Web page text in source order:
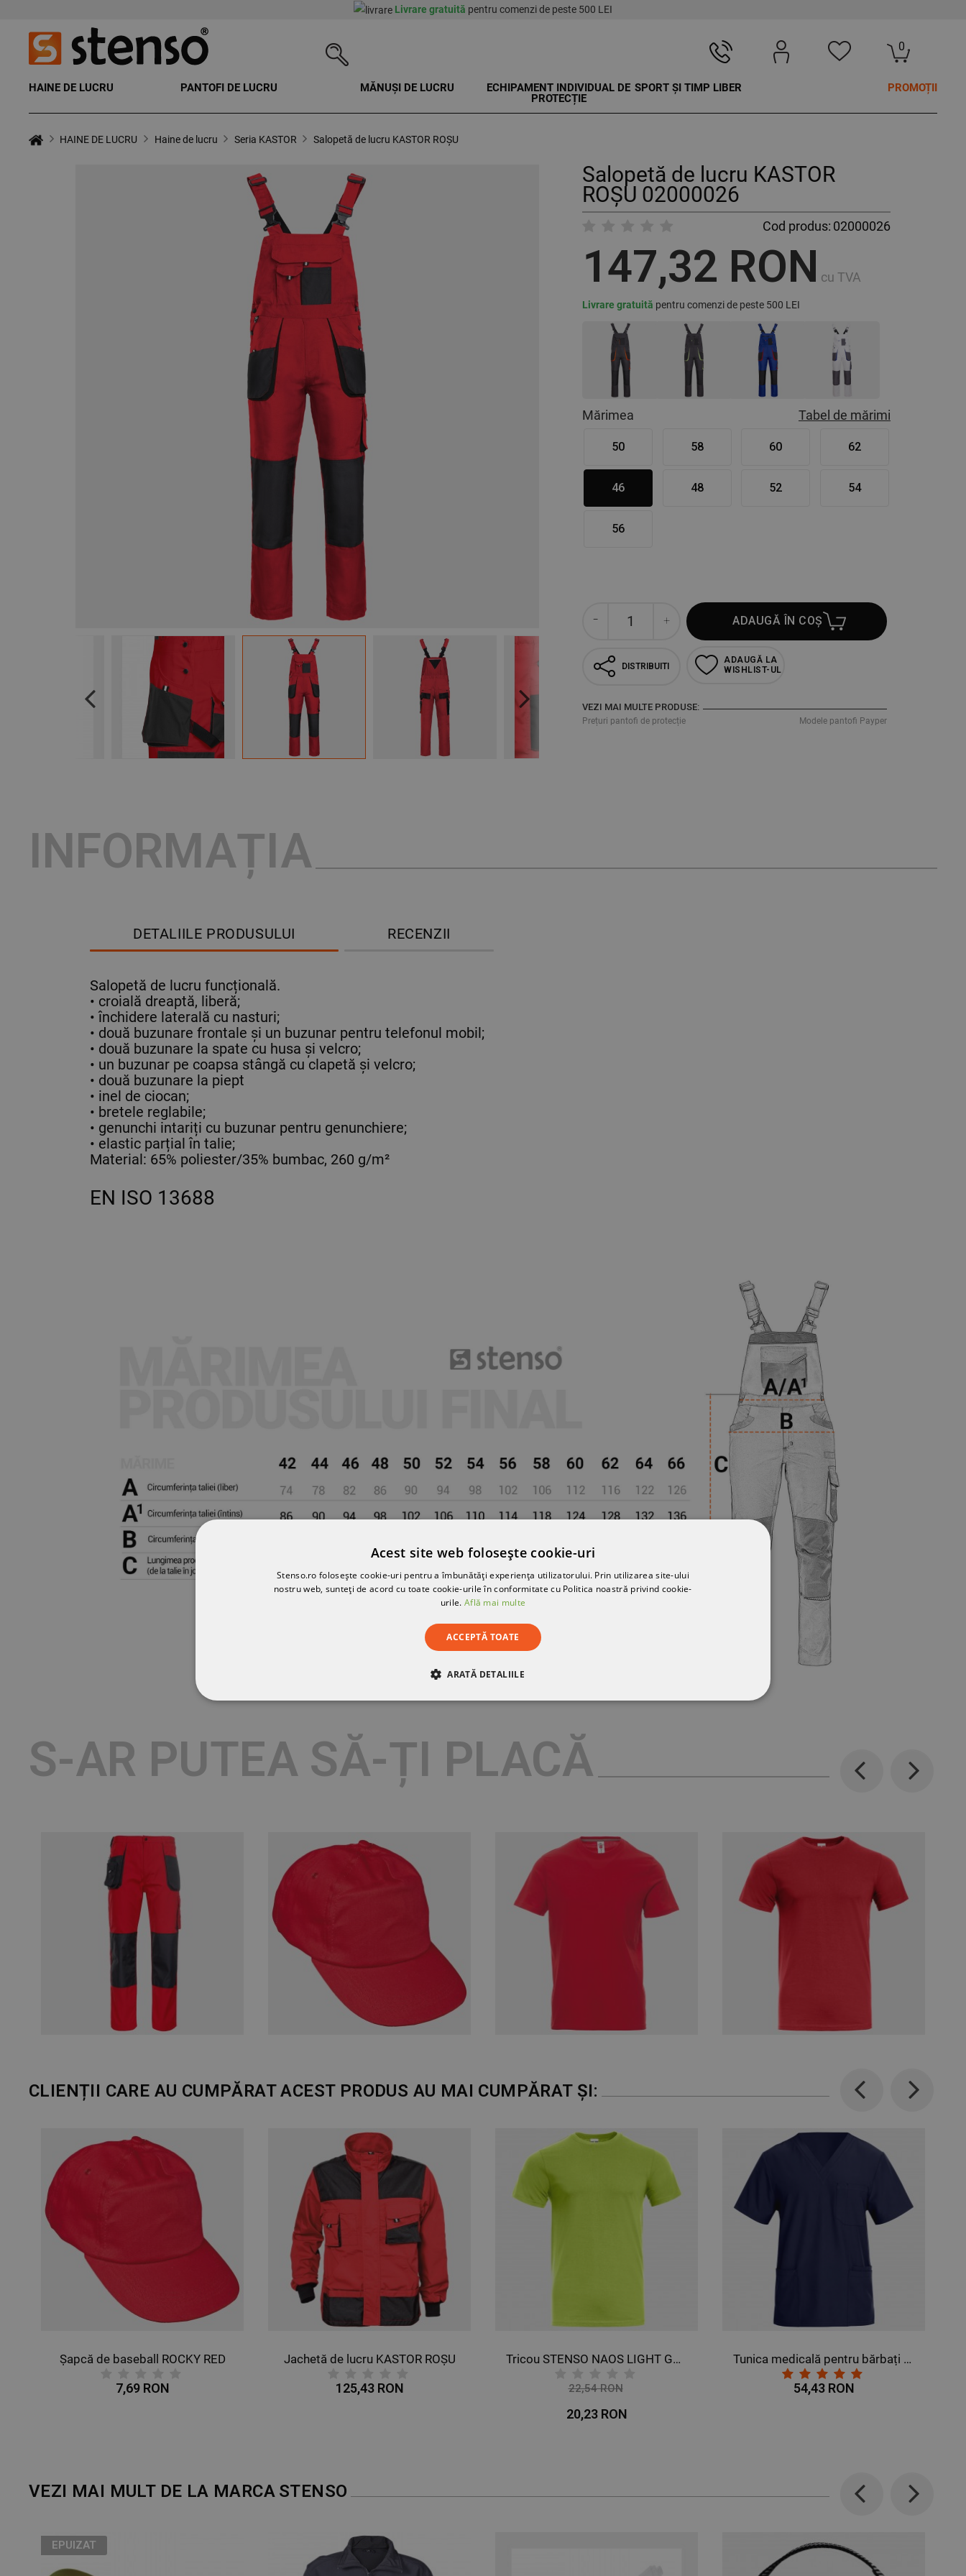
Livrare gratuită pentru comenzi de peste 500 LEI
0
HAINE DE LUCRU PANTOFI DE LUCRU MĂNUȘI DE LUCRU
ECHIPAMENT INDIVIDUAL DE
PROTECȚIE
SPORT ȘI TIMP LIBER PROMOȚII
HAINE DE LUCRU Haine de lucru Seria KASTOR Salopetă de lucru KASTOR ROȘU
Previous Next
Salopetă de lucru KASTOR
ROȘU 02000026
Cod produs: 02000026
147,32 RON cu TVA
Livrare gratuită pentru comenzi de peste 500 LEI
Mărimea Tabel de mărimi
50 58 60 62
46 48 52 54
56
ADAUGĂ ÎN COȘ
DISTRIBUITI
ADAUGĂ LA
WISHLIST-UL
VEZI MAI MULTE PRODUSE:
Prețuri pantofi de protecție Modele pantofi Payper
INFORMAȚIA
DETALIILE PRODUSULUI RECENZII
Salopetă de lucru funcțională.
• croială dreaptă, liberă;
• închidere laterală cu nasturi;
• două buzunare frontale și un buzunar pentru telefonul mobil;
• două buzunare la spate cu husa și velcro;
• un buzunar pe coapsa stângă cu clapetă și velcro;
• două buzunare la piept
• inel de ciocan;
• bretele reglabile;
• genunchi intariți cu buzunar pentru genunchiere;
• elastic parțial în talie;
Material: 65% poliester/35% bumbac, 260 g/m²
EN ISO 13688
S-AR PUTEA SĂ-ȚI PLACĂ Previous Next
CLIENȚII CARE AU CUMPĂRAT ACEST PRODUS AU MAI CUMPĂRAT ȘI:
Previous
Șapcă de baseball ROCKY RED
7,69 RON
Jachetă de lucru KASTOR ROȘU
125,43 RON
Tricou STENSO NAOS LIGHT GREEN
22,54 RON
20,23 RON
Tunica medicală pentru bărbați NOBBY ALBASTRU MARIN
54,43 RON
Next
VEZI MAI MULT DE LA MARCA STENSO
Previous Next
Acest site web folosește cookie-uri
Stenso.ro folosește cookie-uri pentru a îmbunătăți experiența utilizatorului. Prin utilizarea site-ului
nostru web, sunteți de acord cu toate cookie-urile în conformitate cu Politica noastră privind cookie-
urile. Află mai multe
ACCEPTĂ TOATE
ARATĂ DETALIILE
NECLASIFICATE